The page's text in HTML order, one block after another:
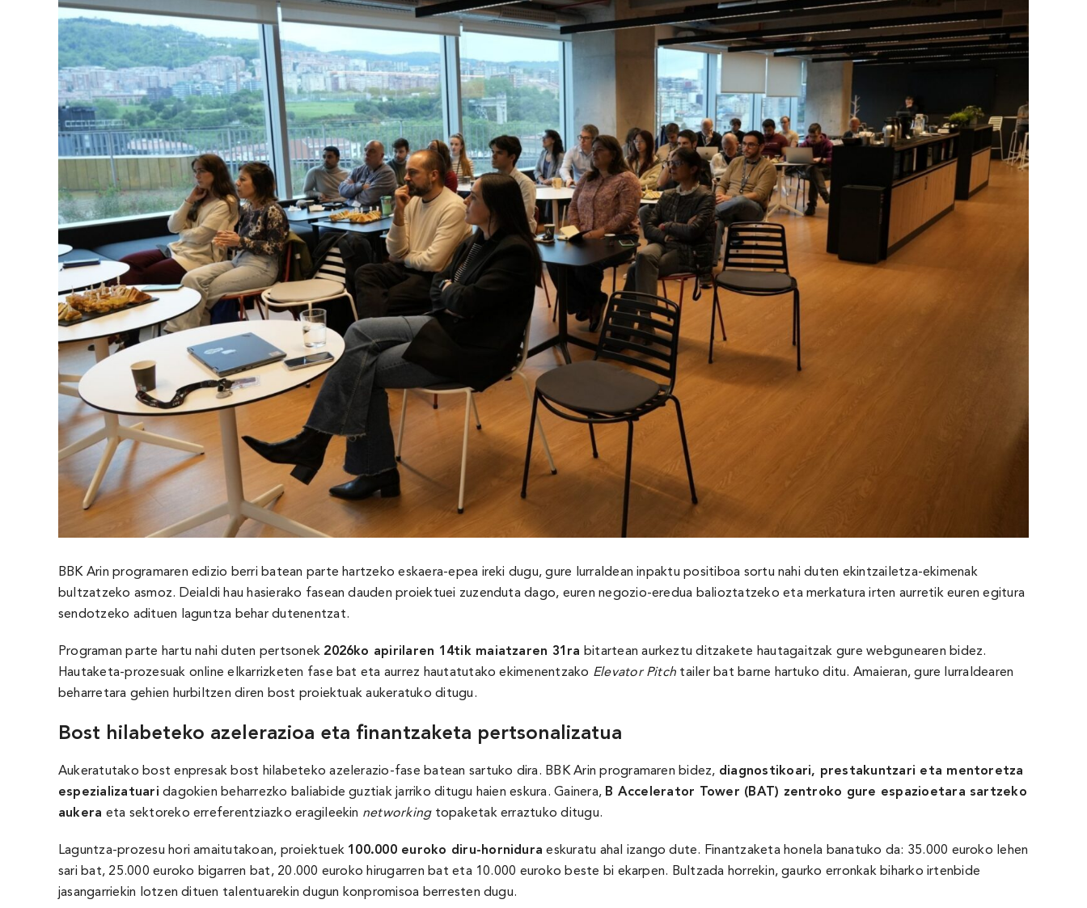
BBK Arin programaren edizio berri batean parte hartzeko eskaera-epea ireki dugu, gure lurraldean inpaktu positiboa sortu nahi duten ekintzailetza-ekimenak
bultzatzeko asmoz. Deialdi hau hasierako fasean dauden proiektuei zuzenduta dago, euren negozio-eredua balioztatzeko eta merkatura irten aurretik euren egitura
sendotzeko adituen laguntza behar dutenentzat.
Programan parte hartu nahi duten pertsonek 2026ko apirilaren 14tik maiatzaren 31ra bitartean aurkeztu ditzakete hautagaitzak gure webgunearen bidez.
Hautaketa-prozesuak online elkarrizketen fase bat eta aurrez hautatutako ekimenentzako Elevator Pitch tailer bat barne hartuko ditu. Amaieran, gure lurraldearen
beharretara gehien hurbiltzen diren bost proiektuak aukeratuko ditugu.
Bost hilabeteko azelerazioa eta finantzaketa pertsonalizatua
Aukeratutako bost enpresak bost hilabeteko azelerazio-fase batean sartuko dira. BBK Arin programaren bidez, diagnostikoari, prestakuntzari eta mentoretza
espezializatuari dagokien beharrezko baliabide guztiak jarriko ditugu haien eskura. Gainera, B Accelerator Tower (BAT) zentroko gure espazioetara sartzeko
aukera eta sektoreko erreferentziazko eragileekin networkingtopaketak erraztuko ditugu.
Laguntza-prozesu hori amaitutakoan, proiektuek 100.000 euroko diru-hornidura eskuratu ahal izango dute. Finantzaketa honela banatuko da: 35.000 euroko lehen
sari bat, 25.000 euroko bigarren bat, 20.000 euroko hirugarren bat eta 10.000 euroko beste bi ekarpen. Bultzada horrekin, gaurko erronkak biharko irtenbide
jasangarriekin lotzen dituen talentuarekin dugun konpromisoa berresten dugu.